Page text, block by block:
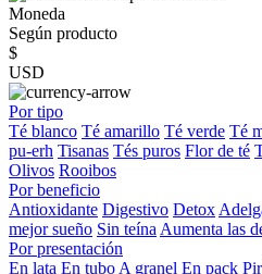
Moneda
Según producto
$
USD
Por tipo
Té blanco Té amarillo Té verde Té
pu-erh Tisanas Tés puros Flor de té
Olivos Rooibos
Por beneficio
Antioxidante Digestivo Detox
mejor sueño Sin teína Aumenta las
Por presentación
En lata En tubo A granel En pack